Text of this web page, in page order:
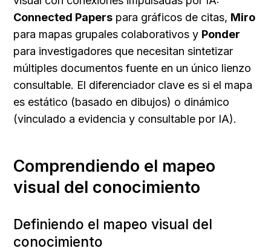
Connected Papers para gráficos de citas, Miro
para mapas grupales colaborativos y Ponder
para investigadores que necesitan sintetizar
múltiples documentos fuente en un único lienzo
consultable. El diferenciador clave es si el mapa
es estático (basado en dibujos) o dinámico
(vinculado a evidencia y consultable por IA).
Comprendiendo el mapeo
visual del conocimiento
Definiendo el mapeo visual del
conocimiento